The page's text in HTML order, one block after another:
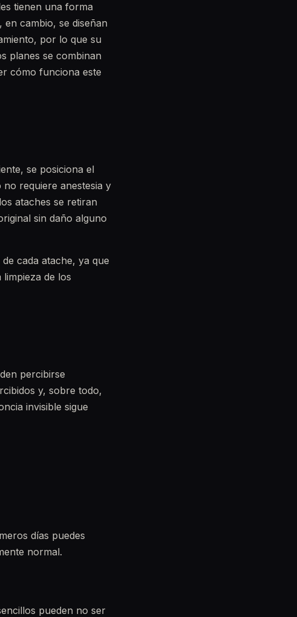
tienen una forma
cambio, se diseñan
por lo que su
planes se combinan
cómo funciona este
se posiciona el
requiere anestesia y
ataches se retiran
sin daño alguno
cada atache, ya que
de los
percibirse
y, sobre todo,
invisible sigue
días puedes
normal.
pueden no ser